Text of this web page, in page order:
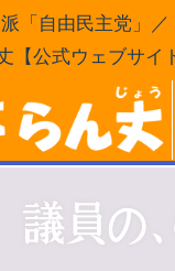
「自由民主党」
公式ウェブサイ